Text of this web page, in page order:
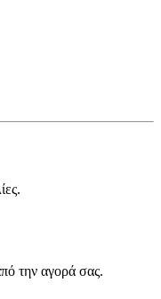
την αγορά σας.